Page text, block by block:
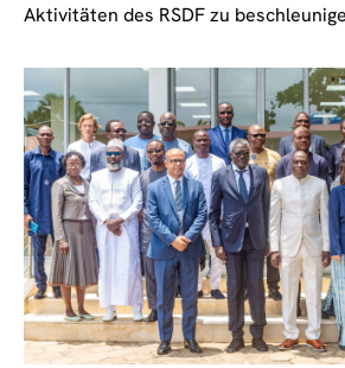
Aktivitäten des RSDF zu